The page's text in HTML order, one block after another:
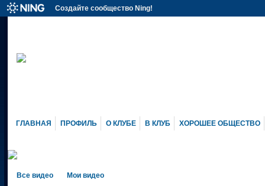
Создайте сообщество Ning!
ГЛАВНАЯ ПРОФИЛЬ О КЛУБЕ В КЛУБ ХОРОШЕЕ ОБЩЕСТВО
Все видео Мои видео